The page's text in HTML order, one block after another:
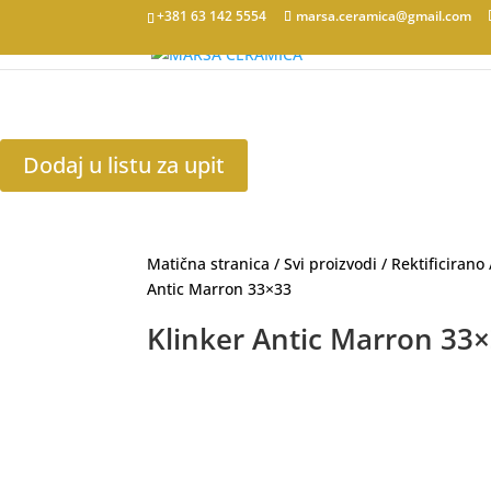
+381 63 142 5554 marsa.ceramica@gmail.com
Dodaj u listu za upit
Matična stranica /Svi proizvodi / Rektificirano
Antic Marron 33×33
Klinker Antic Marron